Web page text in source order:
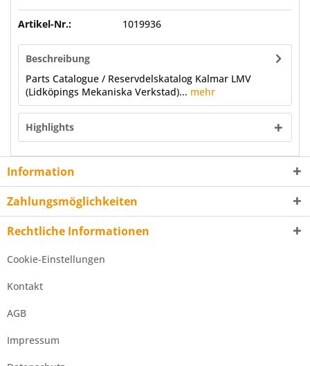
Artikel-Nr.: 1019936
Beschreibung
Parts Catalogue / Reservdelskatalog Kalmar LMV
(Lidköpings Mekaniska Verkstad)... mehr
Highlights
Information
Zahlungsmöglichkeiten
Rechtliche Informationen
Cookie-Einstellungen
Kontakt
AGB
Impressum